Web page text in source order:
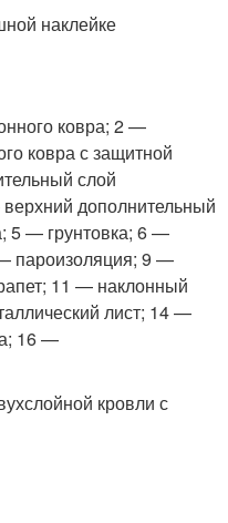
наклейке
ковра; 2 —
ковра с защитной
слой
дополнительный
5 — грунтовка; 6 —
пароизоляция; 9 —
11 — наклонный
лист; 14 —
16 —
кровли с